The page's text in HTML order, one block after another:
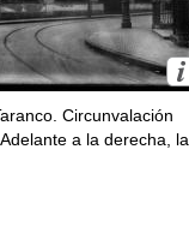
Circunvalación
a la derecha, la